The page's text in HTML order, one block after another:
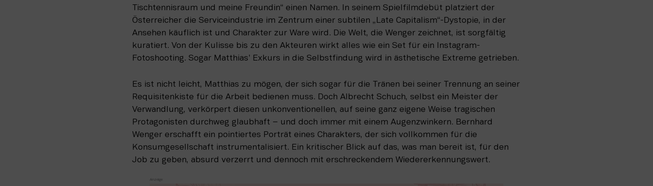
Tischtennisraum und meine Freundin“ einen Namen. In seinem Spielfilmdebüt platziert der
Österreicher die Serviceindustrie im Zentrum einer subtilen „Late Capitalism“-Dystopie, in der
Ansehen käuflich ist und Charakter zur Ware wird. Die Welt, die Wenger zeichnet, ist sorgfältig
kuratiert. Von der Kulisse bis zu den Akteuren wirkt alles wie ein Set für ein Instagram-
Fotoshooting. Sogar Matthias’ Exkurs in die Selbstfindung wird in ästhetische Extreme getrieben.
Es ist nicht leicht, Matthias zu mögen, der sich sogar für die Tränen bei seiner Trennung an seiner
Requisitenkiste für die Arbeit bedienen muss. Doch Albrecht Schuch, selbst ein Meister der
Verwandlung, verkörpert diesen unkonventionellen, auf seine ganz eigene Weise tragischen
Protagonisten durchweg glaubhaft – und doch immer mit einem Augenzwinkern. Bernhard
Wenger erschafft ein pointiertes Porträt eines Charakters, der sich vollkommen für die
Konsumgesellschaft instrumentalisiert. Ein kritischer Blick auf das, was man bereit ist, für den
Job zu geben, absurd verzerrt und dennoch mit erschreckendem Wiedererkennungswert.